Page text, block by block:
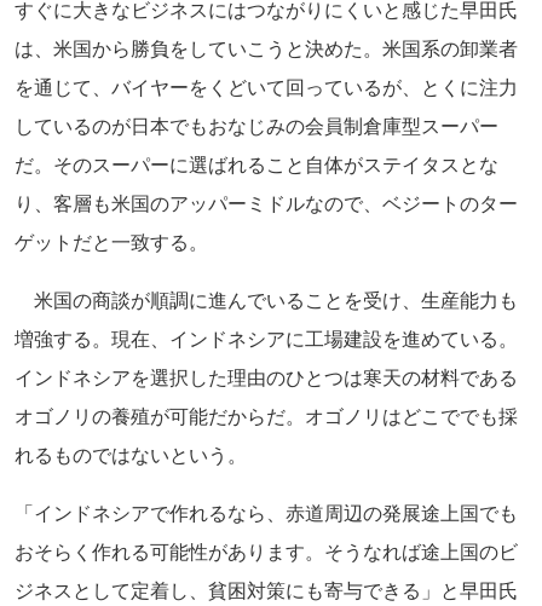
すぐに大きなビジネスにはつながりにくいと感じた早田氏
は、米国から勝負をしていこうと決めた。米国系の卸業者
を通じて、バイヤーをくどいて回っているが、とくに注力
しているのが日本でもおなじみの会員制倉庫型スーパー
だ。そのスーパーに選ばれること自体がステイタスとな
り、客層も米国のアッパーミドルなので、ベジートのター
ゲットだと一致する。
米国の商談が順調に進んでいることを受け、生産能力も
増強する。現在、インドネシアに工場建設を進めている。
インドネシアを選択した理由のひとつは寒天の材料である
オゴノリの養殖が可能だからだ。オゴノリはどこででも採
れるものではないという。
「インドネシアで作れるなら、赤道周辺の発展途上国でも
おそらく作れる可能性があります。そうなれば途上国のビ
ジネスとして定着し、貧困対策にも寄与できる」と早田氏